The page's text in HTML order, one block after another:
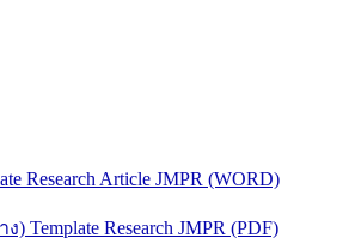
Research Article JMPR (WORD)
Template Research JMPR (PDF)